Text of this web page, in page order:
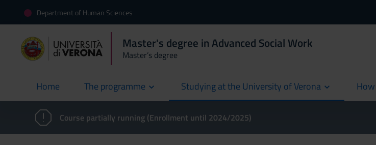
Department of Human Sciences
Master's degree in Advanced Social Work
Master’s degree
Home
current The programme Studying at the University of Verona
Course partially running (Enrollment until 2024/2025)